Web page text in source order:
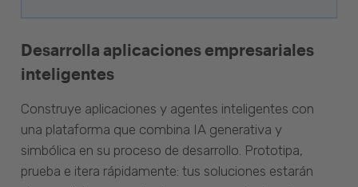
Desarrolla aplicaciones empresariales
inteligentes
Construye aplicaciones y agentes inteligentes con
una plataforma que combina IA generativa y
simbólica en su proceso de desarrollo. Prototipa,
prueba e itera rápidamente: tus soluciones estarán